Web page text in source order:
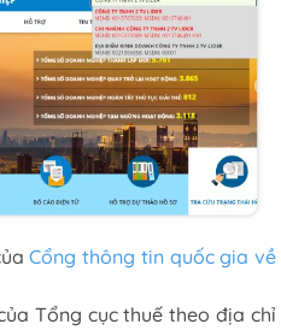
Cổng thông tin quốc gia về
Tổng cục thuế theo địa chỉ